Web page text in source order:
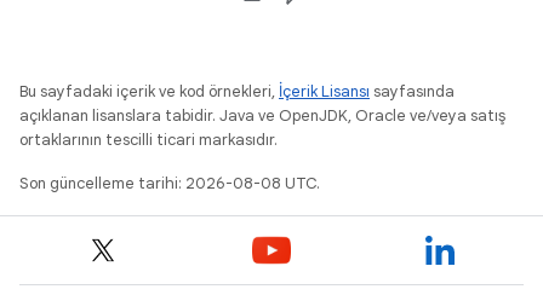
Bu sayfadaki içerik ve kod örnekleri, İçerik Lisansı sayfasında
açıklanan lisanslara tabidir. Java ve OpenJDK, Oracle ve/veya satış
ortaklarının tescilli ticari markasıdır.
Son güncelleme tarihi: 2026-08-08 UTC.